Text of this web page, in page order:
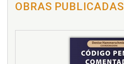
OBRAS PUBLICADAS